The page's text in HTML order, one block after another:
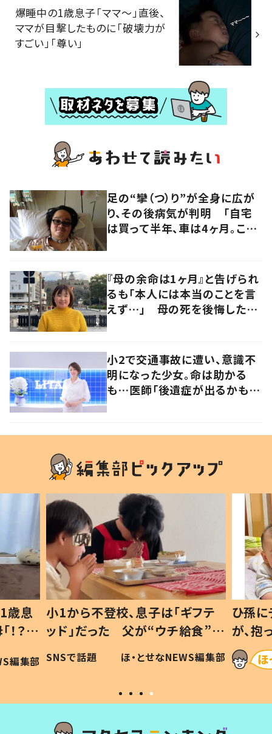
爆睡中の1歳息子「ママ～」直後、
ママが目撃したものに「破壊力が
すごい」「尊い」
足の“攣（つ）り”が全身に広が
り、その後病気が判明 「自宅
は買って半年、車は4ヶ月。この
聞いた
『母の余命は1ヶ月』と告げられ
るも「本人には本当のことを言
えず…」 母の死を後悔した女
小2で交通事故に遭い、意識不
明になった少女。命は助かる
も…医師「後遺症が出るかもし
歳息
？」
編集部
小1から不登校、息子は「ギフテ
ッド」だった 父が“ウチ給食”を
作り続ける理由とは #令和の親
#令和の子
SNSで話題 ほ・とせなNEWS編集部
ひ孫
が、
「涙が
い」